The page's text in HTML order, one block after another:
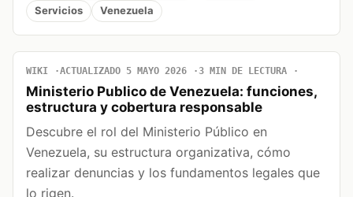
Servicios
Venezuela
WIKI ACTUALIZADO 5 MAYO 2026 3 MIN DE LECTURA
Ministerio Publico de Venezuela: funciones,
estructura y cobertura responsable
Descubre el rol del Ministerio Público en
Venezuela, su estructura organizativa, cómo
realizar denuncias y los fundamentos legales que
lo rigen.